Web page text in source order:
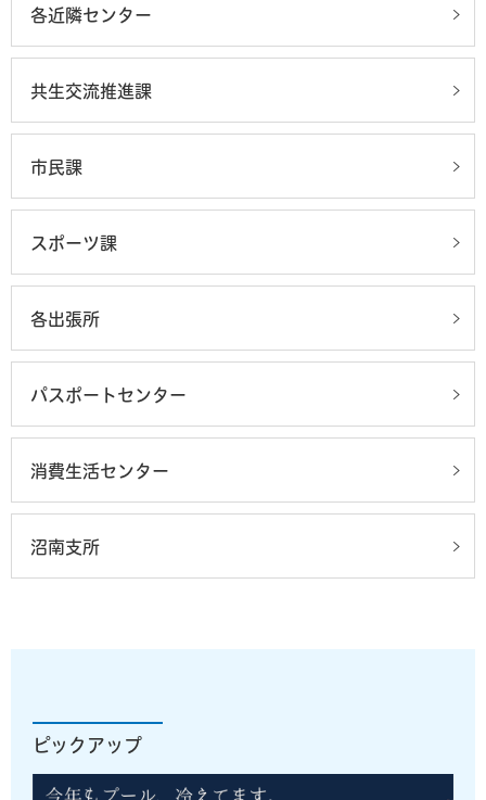
各近隣センター
共生交流推進課
市民課
スポーツ課
各出張所
パスポートセンター
消費生活センター
沼南支所
ピックアップ